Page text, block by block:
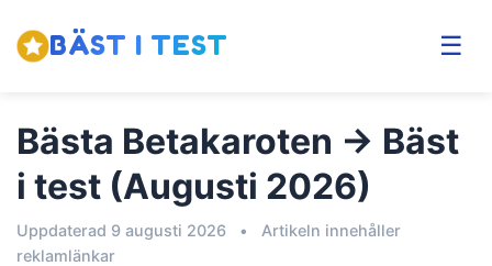
BÄST I TEST ☰
Bästa Betakaroten → Bäst
i test (Augusti 2026)
Uppdaterad 9 augusti 2026 •
Artikeln innehåller
reklamlänkar